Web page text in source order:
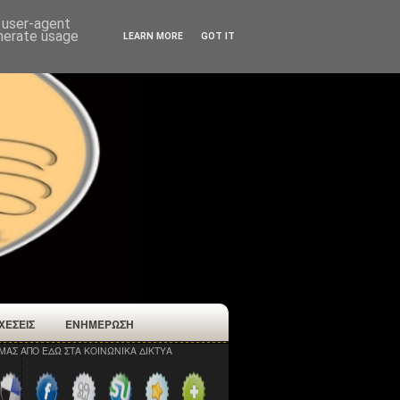
ΕΝΗΜΕΡΩΣΗ
ΑΠΟ ΕΔΩ ΣΤΑ ΚΟΙΝΩΝΙΚΑ ΔΙΚΤΥΑ
agent
usage LEARN MORE GOT IT